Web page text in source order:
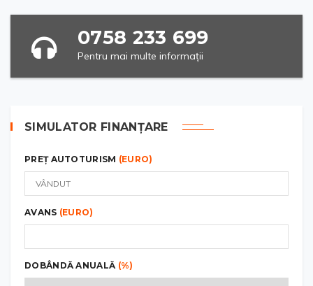
0758 233 699
Pentru mai multe informații
SIMULATOR FINANȚARE
PREȚ AUTOTURISM (EURO)
AVANS (EURO)
DOBÂNDĂ ANUALĂ (%)